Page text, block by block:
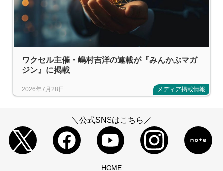
ワクセル主催・嶋村吉洋の連載が『みんかぶマガ
ジン』に掲載
2026年7月28日 メディア掲載情報
＼公式SNSはこちら／
HOME